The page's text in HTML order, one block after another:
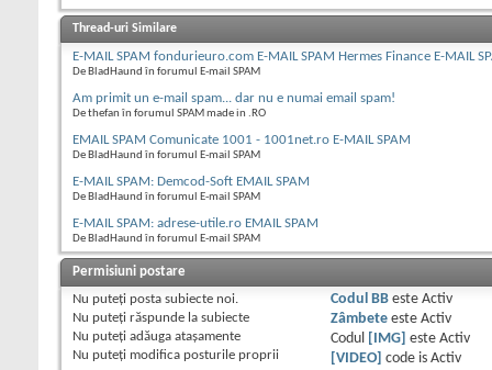
Thread-uri Similare
E-MAIL SPAM fondurieuro.com E-MAIL SPAM Hermes Finance E-MAIL
De BladHaund în forumul E-mail SPAM
Am primit un e-mail spam... dar nu e numai email spam!
De thefan în forumul SPAM made in .RO
EMAIL SPAM Comunicate 1001 - 1001net.ro E-MAIL SPAM
De BladHaund în forumul E-mail SPAM
E-MAIL SPAM: Demcod-Soft EMAIL SPAM
De BladHaund în forumul E-mail SPAM
E-MAIL SPAM: adrese-utile.ro EMAIL SPAM
De BladHaund în forumul E-mail SPAM
Permisiuni postare
Nu puteţi posta subiecte noi.
Nu puteţi răspunde la subiecte
Nu puteţi adăuga ataşamente
Nu puteţi modifica posturile proprii
Codul BBeste Activ
Zâmbeteeste Activ
Codul
[IMG] este Activ
[VIDEO]
code is Activ